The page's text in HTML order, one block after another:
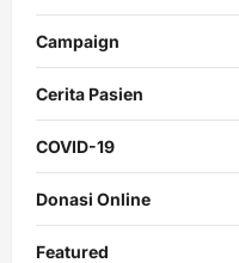
Campaign
Cerita Pasien
COVID-19
Donasi Online
Featured